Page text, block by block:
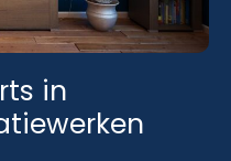
in